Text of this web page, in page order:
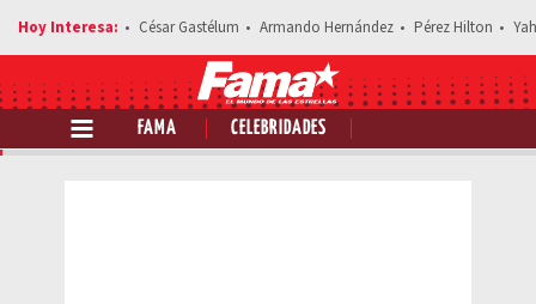
César Gastélum Armando Hernández Pérez Hilton
FAMA CELEBRIDADES
Comparte esta noticia